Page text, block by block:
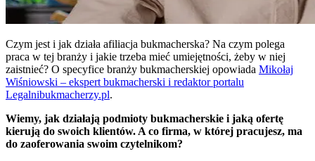
Czym jest i jak działa afiliacja bukmacherska? Na czym polega
praca w tej branży i jakie trzeba mieć umiejętności, żeby w niej
zaistnieć? O specyfice branży bukmacherskiej opowiada Mikołaj
Wiśniowski – ekspert bukmacherski i redaktor portalu
Legalnibukmacherzy.pl.
Wiemy, jak działają podmioty bukmacherskie i jaką ofertę
kierują do swoich klientów. A co firma, w której pracujesz, ma
do zaoferowania swoim czytelnikom?